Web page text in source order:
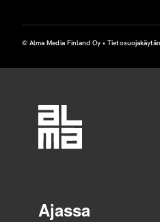
© Alma Media Finland Oy •